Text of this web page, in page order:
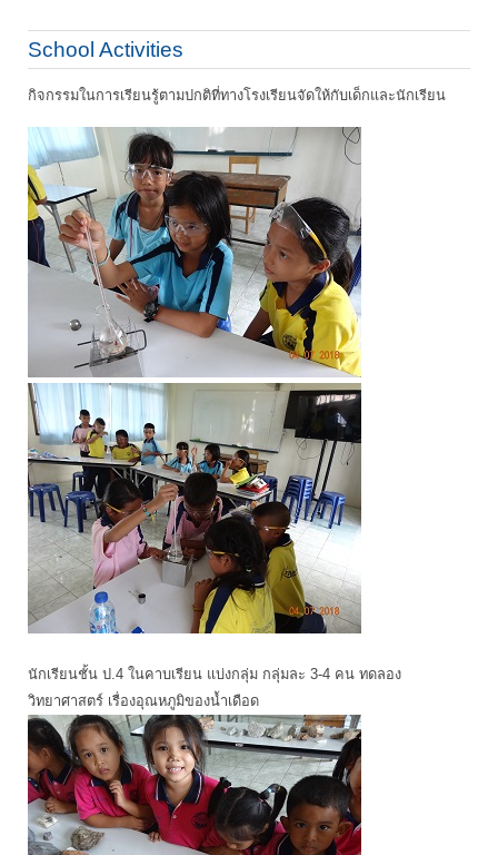
School Activities
กิจกรรมในการเรียนรู้ตามปกติที่ทางโรงเรียนจัดให้กับเด็กและนักเรียน
นักเรียนชั้น ป.4 ในคาบเรียน แบ่งกลุ่ม กลุ่มละ 3-4 คน ทดลอง
วิทยาศาสตร์ เรื่องอุณหภูมิของน้ำเดือด